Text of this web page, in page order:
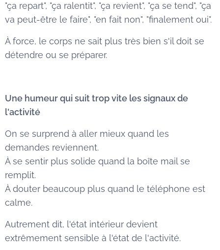
"ça repart", "ça ralentit", "ça revient", "ça se tend", "ça
va peut-être le faire", "en fait non", "finalement oui".
À force, le corps ne sait plus très bien s'il doit se
détendre ou se préparer.
Une humeur qui suit trop vite les signaux de
l'activité
On se surprend à aller mieux quand les
demandes reviennent.
À se sentir plus solide quand la boîte mail se
remplit.
À douter beaucoup plus quand le téléphone est
calme.
Autrement dit, l'état intérieur devient
extrêmement sensible à l'état de l'activité.